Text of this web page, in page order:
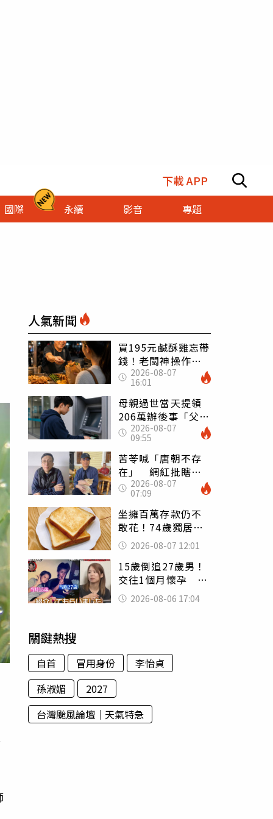
下載 APP
國際 永續 影音 專題
人氣新聞
買195元鹹酥雞忘帶
錢！老闆神操作
「倒找5元」 全網
看哭：這就是台灣
2026-08-07
16:01
母親過世當天提領
206萬辦後事「父子
遭判刑」 律師：
搶錢先下手是罪
2026-08-07
09:55
苦苓喊「唐朝不存
在」 網紅批瞎編
歷史：李白、杜甫
用鮮卑文寫詩？
2026-08-07
07:09
坐擁百萬存款仍不
敢花！74歲獨居翁
「1餐只吃1片吐
司」 半年後暴瘦
嚇壞女兒
2026-08-07 12:01
15歲倒追27歲男！
交往1個月懷孕 36
歲當阿嬤故事曝光
2026-08-06 17:04
關鍵熱搜
自首 冒用身份
李怡貞
孫淑媚
2027
台灣颱風論壇｜天氣特急